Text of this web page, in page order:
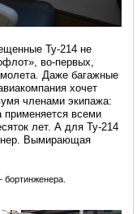
Ту-214 не
во-первых,
Даже багажные
хочет
членами экипажа:
всеми
лет. А для Ту-214
Вымирающая
бортинженера.